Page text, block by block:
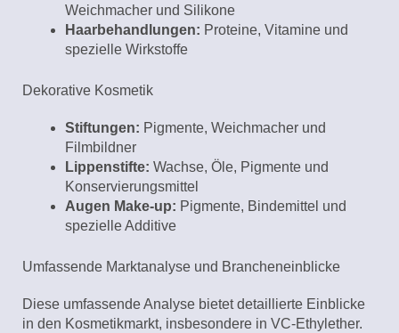
Weichmacher und Silikone
Haarbehandlungen: Proteine, Vitamine und
spezielle Wirkstoffe
Dekorative Kosmetik
Stiftungen: Pigmente, Weichmacher und
Filmbildner
Lippenstifte: Wachse, Öle, Pigmente und
Konservierungsmittel
Augen Make-up: Pigmente, Bindemittel und
spezielle Additive
Umfassende Marktanalyse und Brancheneinblicke
Diese umfassende Analyse bietet detaillierte Einblicke
in den Kosmetikmarkt, insbesondere in VC-Ethylether.